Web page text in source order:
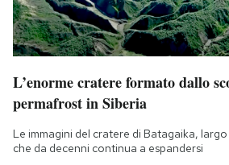
L’enorme cratere formato dallo
permafrost in Siberia
Le immagini del cratere di Batagaika,
che da decenni continua a espandersi